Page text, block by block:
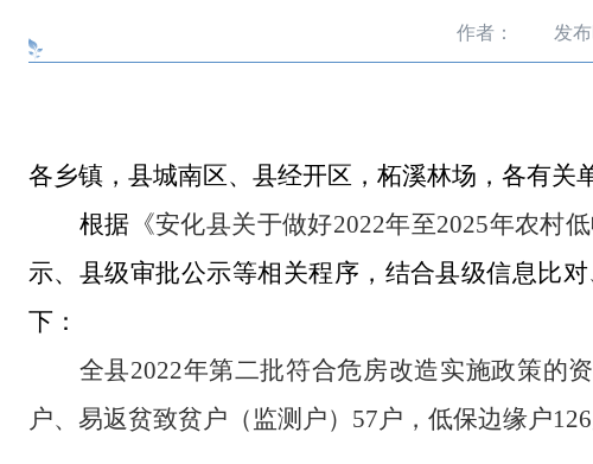
作者： 发
各乡镇，县城南区、县经开区，柘溪林场，各有关
根据 《安化县关于做好2022年至2025年农村
示、县级审批公示等相关程序，结合县级信息比
下：
全县2022年第二批符合危房改造实施政策的
户、 易返贫致贫户（监测户） 57户， 低保边缘户126